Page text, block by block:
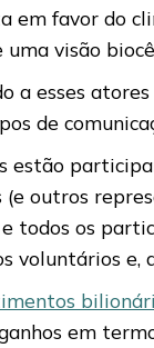
em favor do
visão
a esses
de
estão
(e outros
e todos os
voluntários e,
em